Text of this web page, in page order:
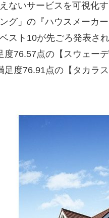
ないサービスを可視化
グ」の『ハウスメーカ
スト10が先ごろ発表さ
度76.57点の【スウェー
足度76.91点の【タカラ